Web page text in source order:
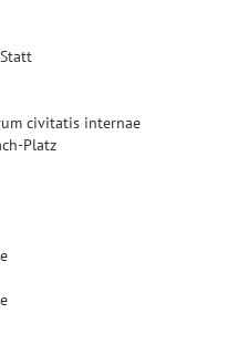
civitatis internae
Platz